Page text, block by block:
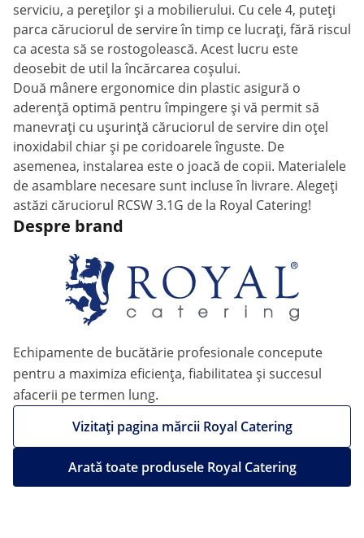
serviciu, a pereților și a mobilierului. Cu cele 4, puteți
parca căruciorul de servire în timp ce lucrați, fără riscul
ca acesta să se rostogolească. Acest lucru este
deosebit de util la încărcarea coșului.
Două mânere ergonomice din plastic asigură o
aderență optimă pentru împingere și vă permit să
manevrați cu ușurință căruciorul de servire din oțel
inoxidabil chiar și pe coridoarele înguste. De
asemenea, instalarea este o joacă de copii. Materialele
de asamblare necesare sunt incluse în livrare. Alegeți
astăzi căruciorul RCSW 3.1G de la Royal Catering!
Despre brand
Echipamente de bucătărie profesionale concepute
pentru a maximiza eficiența, fiabilitatea și succesul
afacerii pe termen lung.
Vizitați pagina mărcii Royal Catering
Arată toate produsele Royal Catering